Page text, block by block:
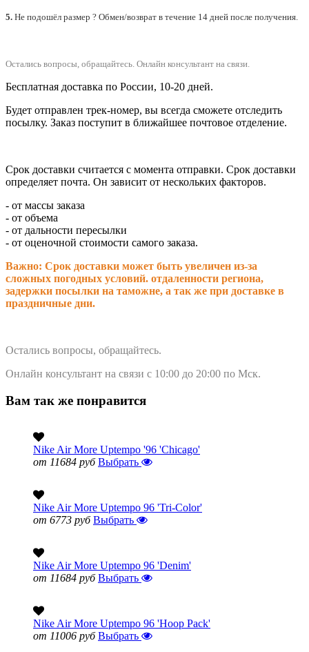
5. Не подошёл размер ? Обмен/возврат в течение 14 дней после получения.
Остались вопросы, обращайтесь. Онлайн консультант на связи.
Бесплатная доставка по России, 10-20 дней.
Будет отправлен трек-номер, вы всегда сможете отследить
посылку. Заказ поступит в ближайшее почтовое отделение.
Срок доставки считается с момента отправки. Срок доставки
определяет почта. Он зависит от нескольких факторов.
- от массы заказа
- от объема
- от дальности пересылки
- от оценочной стоимости самого заказа.
Важно: Срок доставки может быть увеличен из-за
сложных погодных условий. отдаленности региона,
задержки посылки на таможне, а так же при доставке в
праздничные дни.
Остались вопросы, обращайтесь.
Онлайн консультант на связи с 10:00 до 20:00 по Мск.
Вам так же понравится
Nike Air More Uptempo '96 'Chicago'
от 11684 руб Выбрать
Nike Air More Uptempo 96 'Tri-Color'
от 6773 руб Выбрать
Nike Air More Uptempo 96 'Denim'
от 11684 руб Выбрать
Nike Air More Uptempo 96 'Hoop Pack'
от 11006 руб Выбрать